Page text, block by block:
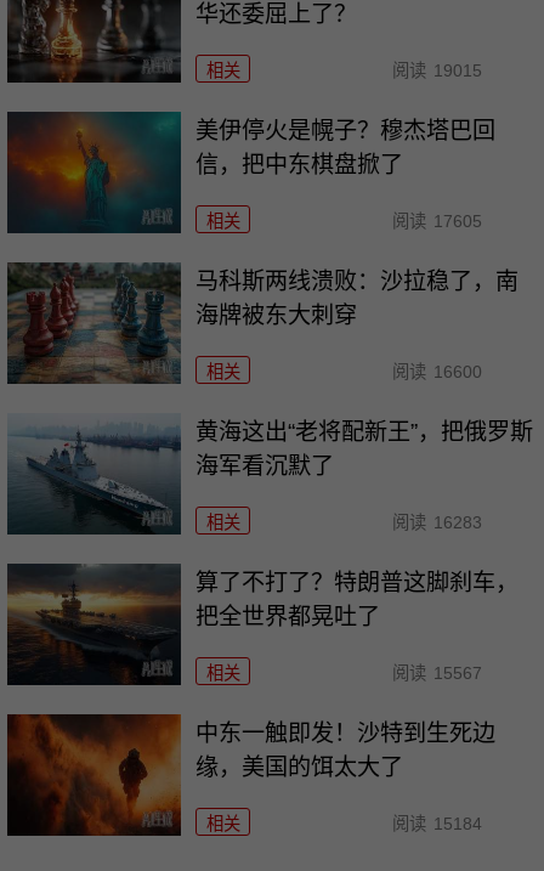
华还委屈上了？
相关 阅读 19015
美伊停火是幌子？穆杰塔巴回
信，把中东棋盘掀了
相关 阅读 17605
马科斯两线溃败：沙拉稳了，南
海牌被东大刺穿
相关 阅读 16600
黄海这出“老将配新王”，把俄罗斯
海军看沉默了
相关 阅读 16283
算了不打了？特朗普这脚刹车，
把全世界都晃吐了
相关 阅读 15567
中东一触即发！沙特到生死边
缘，美国的饵太大了
相关 阅读 15184